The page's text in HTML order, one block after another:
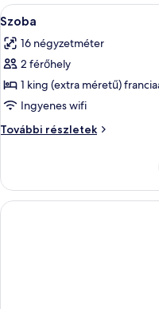
A
következő
szoba
összes
képének
megtekintése:
Szoba
9
Szoba
16 négyzetméter
2 férőhely
1 king (extra méretű)
Ingyenes wifi
További részletek
Szoba